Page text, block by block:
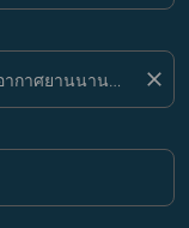
close